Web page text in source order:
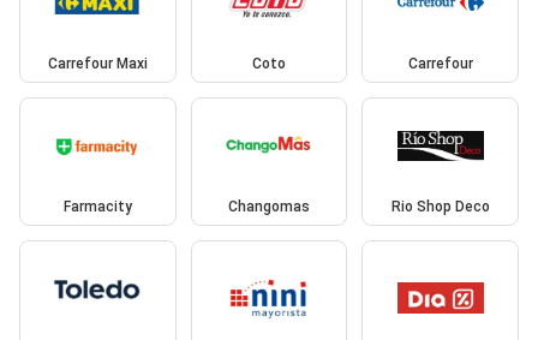
Carrefour Maxi Coto Carrefour
Farmacity Changomas Rio Shop Deco